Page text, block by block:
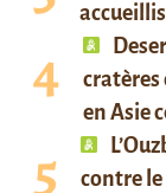
cratères
en Asie
contre